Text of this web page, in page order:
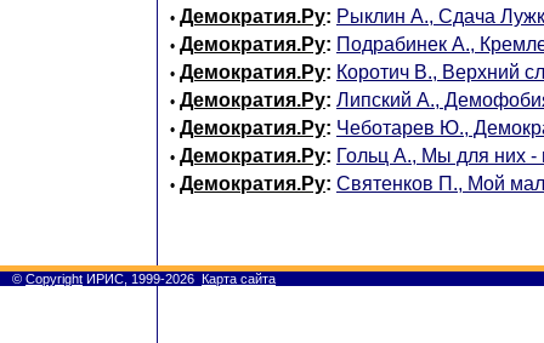
• Демократия.Ру: Рыклин А., Сдача
• Демократия.Ру: Подрабинек А.,
• Демократия.Ру: Коротич В., Верхний
• Демократия.Ру: Липский А.,
• Демократия.Ру: Чеботарев Ю.,
• Демократия.Ру: Гольц А., Мы для них -
• Демократия.Ру: Святенков П., Мой
© Copyright ИРИС, 1999-2026 Карта сайта